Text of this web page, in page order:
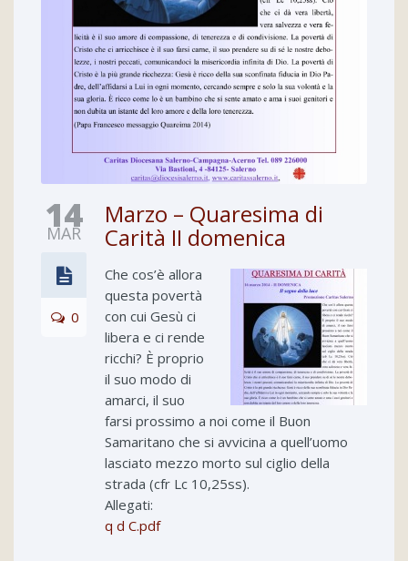
14
MAR
0
Marzo – Quaresima di
Carità II domenica
Che cos’è allora
questa povertà
con cui Gesù ci
libera e ci rende
ricchi? È proprio
il suo modo di
amarci, il suo
farsi prossimo a noi come il Buon
Samaritano che si avvicina a quell’uomo
lasciato mezzo morto sul ciglio della
strada (cfr Lc 10,25ss).
Allegati:
q d C.pdf